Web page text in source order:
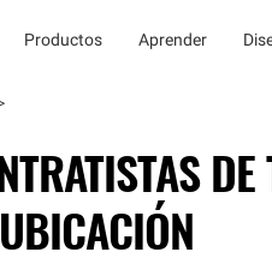
Productos Aprender